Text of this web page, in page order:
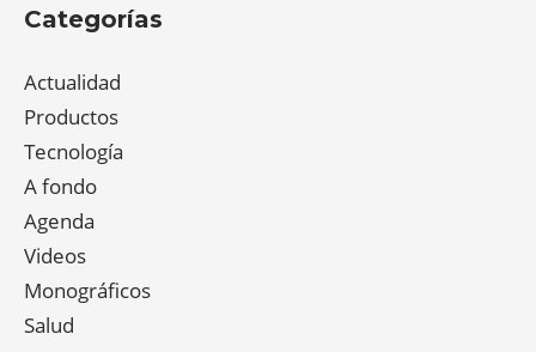
Categorías
Actualidad
Productos
Tecnología
A fondo
Agenda
Videos
Monográficos
Salud